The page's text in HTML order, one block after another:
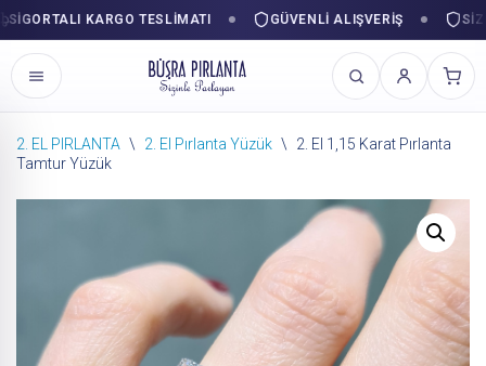
KARGO TESLIMATI GÜVENLI ALIŞVERIŞ
İçeriğe
2. EL PIRLANTA \ 2. El Pırlanta Yüzük \
2. El 1,15 Karat Pırlanta
Tamtur Yüzük